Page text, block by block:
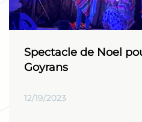
Spectacle de Noel
Goyrans
12/19/2023